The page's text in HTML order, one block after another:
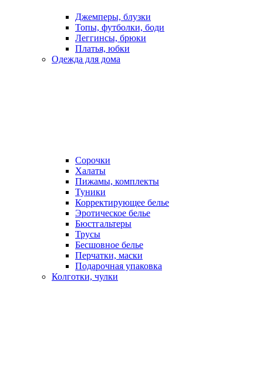
Джемперы, блузки
Топы, футболки, боди
Леггинсы, брюки
Платья, юбки
Одежда для дома
Сорочки
Халаты
Пижамы, комплекты
Туники
Корректирующее белье
Эротическое белье
Бюстгальтеры
Трусы
Бесшовное белье
Перчатки, маски
Подарочная упаковка
Колготки, чулки